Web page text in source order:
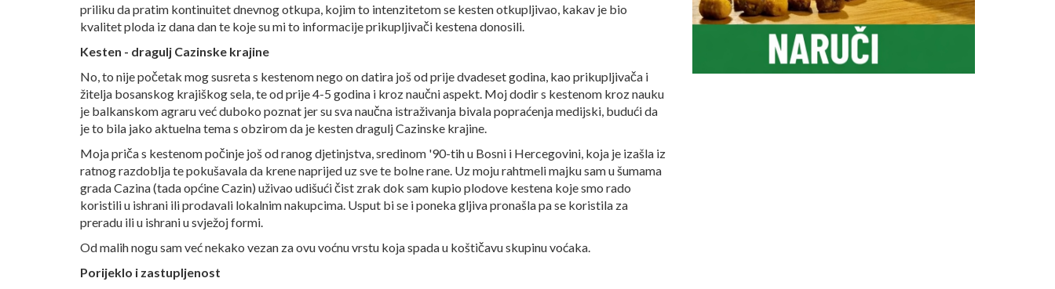
priliku da pratim kontinuitet dnevnog otkupa, kojim to intenzitetom se kesten otkupljivao, kakav je bio
kvalitet ploda iz dana dan te koje su mi to informacije prikupljivači kestena donosili.
Kesten - dragulj Cazinske krajine
No, to nije početak mog susreta s kestenom nego on datira još od prije dvadeset godina, kao prikupljivača i
žitelja bosanskog krajiškog sela, te od prije 4-5 godina i kroz naučni aspekt. Moj dodir s kestenom kroz nauku
je balkanskom agraru već duboko poznat jer su sva naučna istraživanja bivala popraćenja medijski, budući da
je to bila jako aktuelna tema s obzirom da je kesten dragulj Cazinske krajine.
Moja priča s kestenom počinje još od ranog djetinjstva, sredinom '90-tih u Bosni i Hercegovini, koja je izašla iz
ratnog razdoblja te pokušavala da krene naprijed uz sve te bolne rane. Uz moju rahtmeli majku sam u šumama
grada Cazina (tada općine Cazin) uživao udišući čist zrak dok sam kupio plodove kestena koje smo rado
koristili u ishrani ili prodavali lokalnim nakupcima. Usput bi se i poneka gljiva pronašla pa se koristila za
preradu ili u ishrani u svježoj formi.
Od malih nogu sam već nekako vezan za ovu voćnu vrstu koja spada u koštičavu skupinu voćaka.
Porijeklo i zastupljenost